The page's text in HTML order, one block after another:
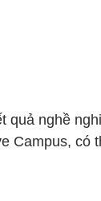
nghề
Campus,